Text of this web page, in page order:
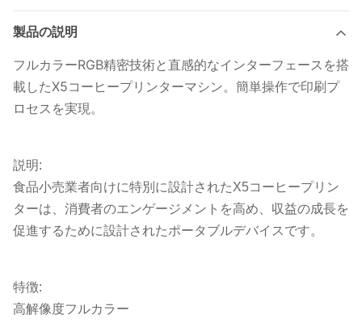
製品の説明
フルカラーRGB精密技術と直感的なインターフェースを搭
載したX5コーヒープリンターマシン。簡単操作で印刷プ
ロセスを実現。
説明:
食品小売業者向けに特別に設計されたX5コーヒープリン
ターは、消費者のエンゲージメントを高め、収益の成長を
促進するために設計されたポータブルデバイスです。
特徴:
高解像度フルカラー